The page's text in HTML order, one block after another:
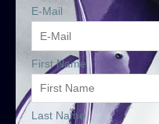
E-Mail
First Name
Last Name